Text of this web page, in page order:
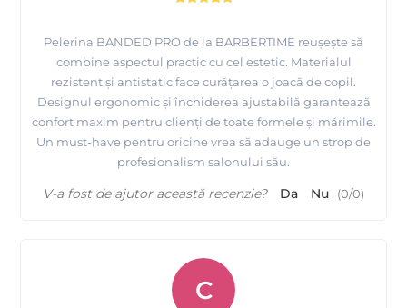
Pelerina BANDED PRO de la BARBERTIME reușește să
combine aspectul practic cu cel estetic. Materialul
rezistent și antistatic face curățarea o joacă de copil.
Designul ergonomic și închiderea ajustabilă garantează
confort maxim pentru clienți de toate formele și mărimile.
Un must-have pentru oricine vrea să adauge un strop de
profesionalism salonului său.
V-a fost de ajutor această recenzie? Da Nu (0/0)
C